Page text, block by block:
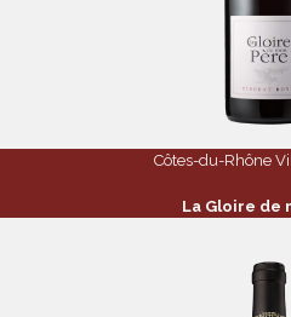
Côtes-du-Rhône
La Gloire de